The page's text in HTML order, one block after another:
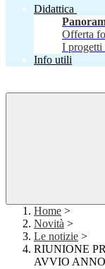
Didattica
Offerta
I progetti
Info utili
Home >
Novità >
Le notizie >
RIUNIONE
AVVIO